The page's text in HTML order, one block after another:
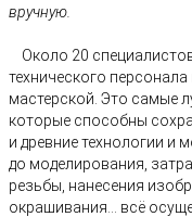
вручную.
Около 20
технического
мастерской. Это самые
которые способны
и древние технологии и
до моделирования,
резьбы, нанесения
окрашивания... всё